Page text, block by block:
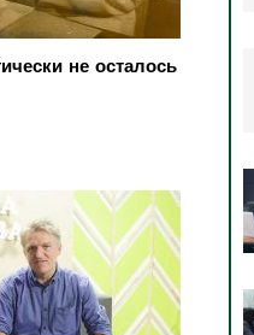
не осталось